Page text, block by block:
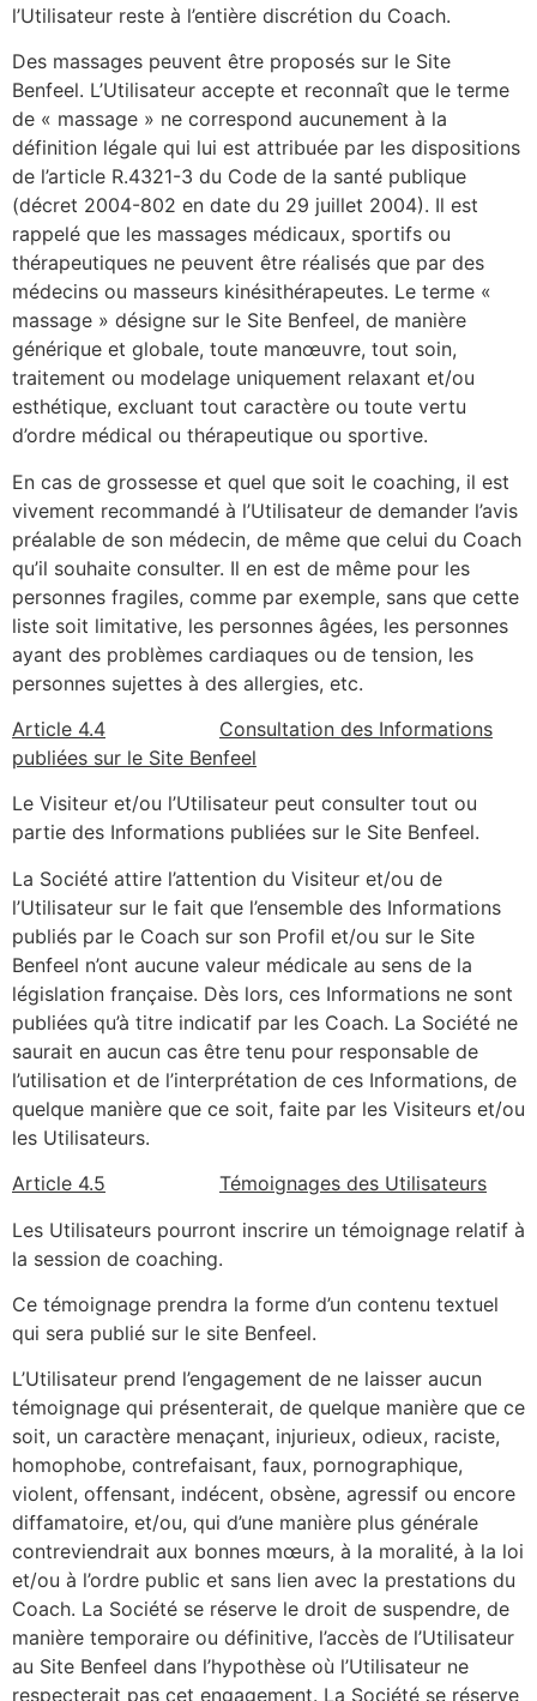
l’Utilisateur reste à l’entière discrétion du Coach.
Des massages peuvent être proposés sur le Site
Benfeel. L’Utilisateur accepte et reconnaît que le terme
de « massage » ne correspond aucunement à la
définition légale qui lui est attribuée par les dispositions
de l’article R.4321-3 du Code de la santé publique
(décret 2004-802 en date du 29 juillet 2004). Il est
rappelé que les massages médicaux, sportifs ou
thérapeutiques ne peuvent être réalisés que par des
médecins ou masseurs kinésithérapeutes. Le terme «
massage » désigne sur le Site Benfeel, de manière
générique et globale, toute manœuvre, tout soin,
traitement ou modelage uniquement relaxant et/ou
esthétique, excluant tout caractère ou toute vertu
d’ordre médical ou thérapeutique ou sportive.
En cas de grossesse et quel que soit le coaching, il est
vivement recommandé à l’Utilisateur de demander l’avis
préalable de son médecin, de même que celui du Coach
qu’il souhaite consulter. Il en est de même pour les
personnes fragiles, comme par exemple, sans que cette
liste soit limitative, les personnes âgées, les personnes
ayant des problèmes cardiaques ou de tension, les
personnes sujettes à des allergies, etc.
Article 4.4
Consultation des Informations
publiées sur le Site Benfeel
Le Visiteur et/ou l’Utilisateur peut consulter tout ou
partie des Informations publiées sur le Site Benfeel.
La Société attire l’attention du Visiteur et/ou de
l’Utilisateur sur le fait que l’ensemble des Informations
publiés par le Coach sur son Profil et/ou sur le Site
Benfeel n’ont aucune valeur médicale au sens de la
législation française. Dès lors, ces Informations ne sont
publiées qu’à titre indicatif par les Coach. La Société ne
saurait en aucun cas être tenu pour responsable de
l’utilisation et de l’interprétation de ces Informations, de
quelque manière que ce soit, faite par les Visiteurs et/ou
les Utilisateurs.
Article 4.5
Témoignages des Utilisateurs
Les Utilisateurs pourront inscrire un témoignage relatif à
la session de coaching.
Ce témoignage prendra la forme d’un contenu textuel
qui sera publié sur le site Benfeel.
L’Utilisateur prend l’engagement de ne laisser aucun
témoignage qui présenterait, de quelque manière que ce
soit, un caractère menaçant, injurieux, odieux, raciste,
homophobe, contrefaisant, faux, pornographique,
violent, offensant, indécent, obsène, agressif ou encore
diffamatoire, et/ou, qui d’une manière plus générale
contreviendrait aux bonnes mœurs, à la moralité, à la loi
et/ou à l’ordre public et sans lien avec la prestations du
Coach. La Société se réserve le droit de suspendre, de
manière temporaire ou définitive, l’accès de l’Utilisateur
au Site Benfeel dans l’hypothèse où l’Utilisateur ne
respecterait pas cet engagement. La Société se réserve